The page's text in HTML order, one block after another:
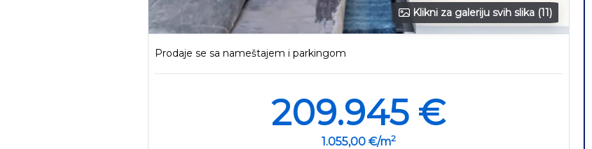
Klikni za galeriju svih slika (11)
Prodaje se sa nameštajem i parkingom
209.945 €
1.055,00 €/m2